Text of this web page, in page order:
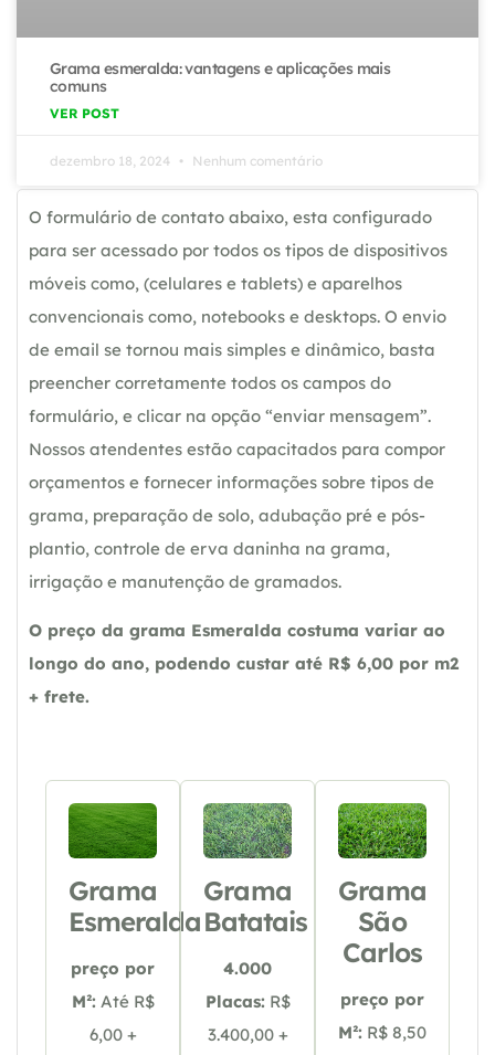
Grama esmeralda: vantagens e aplicações mais
comuns
VER POST
dezembro 18, 2024 Nenhum comentário
O formulário de contato abaixo, esta configurado
para ser acessado por todos os tipos de dispositivos
móveis como, (celulares e tablets) e aparelhos
convencionais como, notebooks e desktops. O envio
de email se tornou mais simples e dinâmico, basta
preencher corretamente todos os campos do
formulário, e clicar na opção “enviar mensagem”.
Nossos atendentes estão capacitados para compor
orçamentos e fornecer informações sobre tipos de
grama, preparação de solo, adubação pré e pós-
plantio, controle de erva daninha na grama,
irrigação e manutenção de gramados.
O preço da grama Esmeralda costuma variar ao
longo do ano, podendo custar até R$ 6,00 por m2
+ frete.
Grama
Esmeralda
preço por
M²: Até R$
6,00 +
Grama
Batatais
4.000
Placas: R$
3.400,00 +
Grama
São
Carlos
preço por
M²: R$ 8,50